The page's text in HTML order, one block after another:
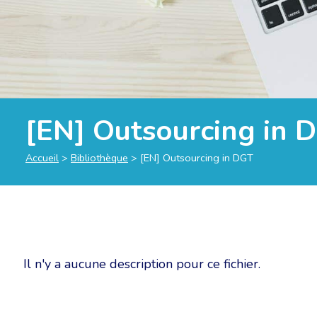
[EN] Outsourcing in
Accueil > Bibliothèque > [EN] Outsourcing in DGT
Il n'y a aucune description pour ce fichier.